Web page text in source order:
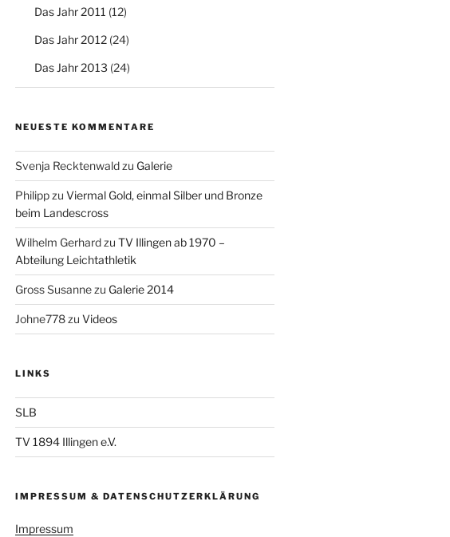
Das Jahr 2011 (12)
Das Jahr 2012(24)
Das Jahr 2013 (24)
NEUESTE KOMMENTARE
Svenja Recktenwaldzu Galerie
Philippzu Viermal Gold, einmal Silber und Bronze
beim Landescross
Wilhelm Gerhardzu TV Illingen ab 1970 –
Abteilung Leichtathletik
Gross Susannezu Galerie 2014
Johne778zu Videos
LINKS
SLB
TV 1894 Illingen e.V.
IMPRESSUM & DATENSCHUTZERKLÄRUNG
Impressum